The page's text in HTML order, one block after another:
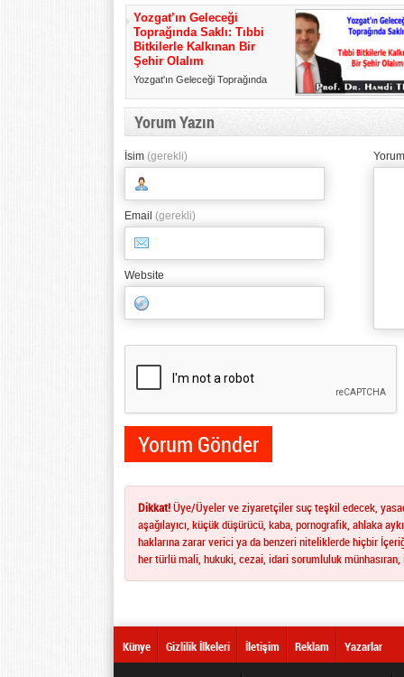
Yozgat’ın Geleceği
Toprağında Saklı: Tıbbi
Bitkilerle Kalkınan Bir
Şehir Olalım
Yozgat'ın Geleceği Toprağında
Şehir Olalım Değerli o...
Yorum Yazın
İsim (gerekli)
Email (gerekli)
Website
Dikkat!Üye/Üyeler ve ziyaretçiler suç teşkil edecek,
aşağılayıcı, küçük düşürücü, kaba, pornografik, ahlaka
haklarına zarar verici ya da benzeri niteliklerde hiçbir
her türlü mali, hukuki, cezai, idari sorumluluk
Künye Gizlilik İlkeleri İletişim Reklam Yazarlar